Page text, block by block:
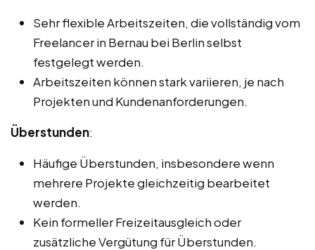
Sehr flexible Arbeitszeiten, die vollständig vom
Freelancer in Bernau bei Berlin selbst
festgelegt werden.
Arbeitszeiten können stark variieren, je nach
Projekten und Kundenanforderungen.
Überstunden:
Häufige Überstunden, insbesondere wenn
mehrere Projekte gleichzeitig bearbeitet
werden.
Kein formeller Freizeitausgleich oder
zusätzliche Vergütung für Überstunden.